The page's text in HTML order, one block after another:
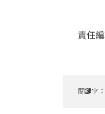
責任
關鍵字：